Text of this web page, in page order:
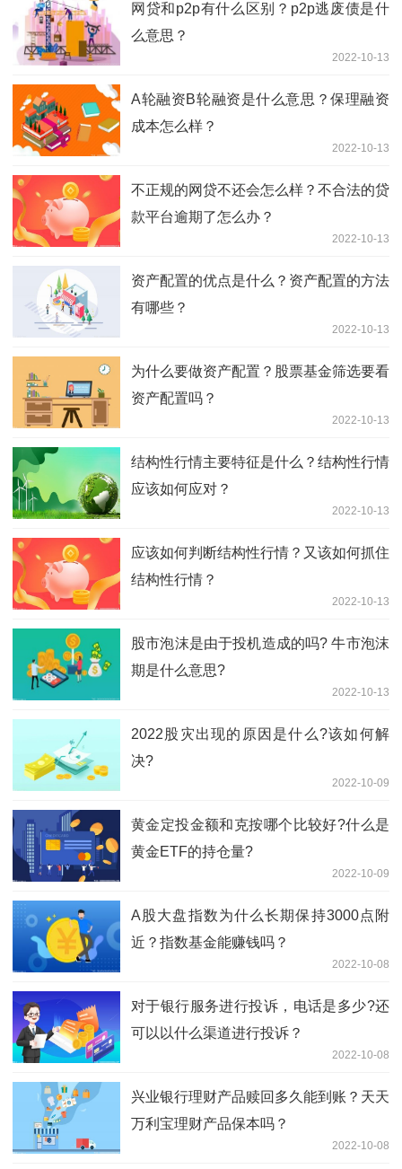
网贷和p2p有什么区别？p2p逃废债是什
么意思？
2022-10-13
A轮融资B轮融资是什么意思？保理融资
成本怎么样？
2022-10-13
不正规的网贷不还会怎么样？不合法的贷
款平台逾期了怎么办？
2022-10-13
资产配置的优点是什么？资产配置的方法
有哪些？
2022-10-13
为什么要做资产配置？股票基金筛选要看
资产配置吗？
2022-10-13
结构性行情主要特征是什么？结构性行情
应该如何应对？
2022-10-13
应该如何判断结构性行情？又该如何抓住
结构性行情？
2022-10-13
股市泡沫是由于投机造成的吗? 牛市泡沫
期是什么意思?
2022-10-13
2022股灾出现的原因是什么?该如何解
决?
2022-10-09
黄金定投金额和克按哪个比较好?什么是
黄金ETF的持仓量?
2022-10-09
A股大盘指数为什么长期保持3000点附
近？指数基金能赚钱吗？
2022-10-08
对于银行服务进行投诉，电话是多少?还
可以以什么渠道进行投诉？
2022-10-08
兴业银行理财产品赎回多久能到账？天天
万利宝理财产品保本吗？
2022-10-08